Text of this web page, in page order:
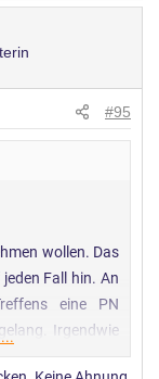
#95
wollen. Das
Fall hin. An
eine PN
Irgendwie
wollen. Sofern